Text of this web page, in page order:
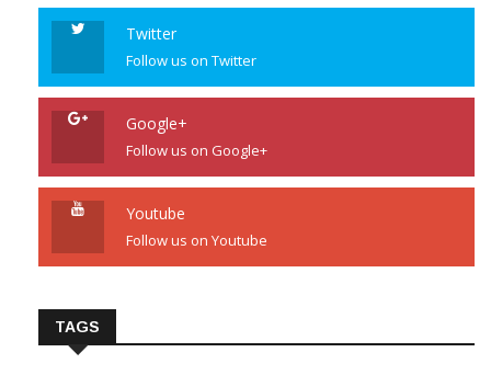
Twitter
Follow us on Twitter
Google+
Follow us on Google+
Youtube
Follow us on Youtube
TAGS